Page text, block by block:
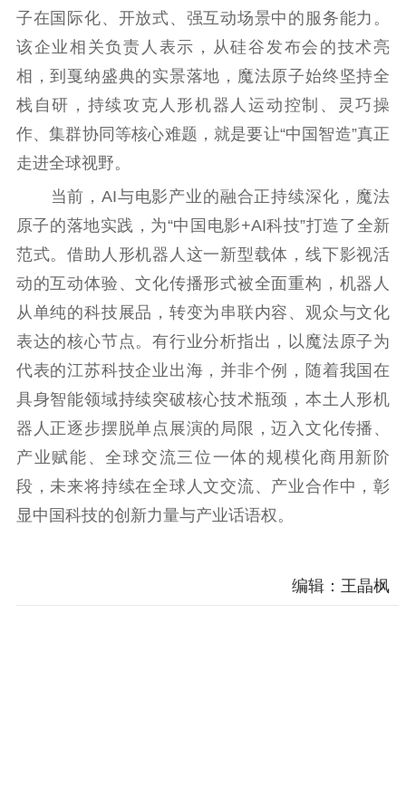
子在国际化、开放式、强互动场景中的服务能力。
该企业相关负责人表示，从硅谷发布会的技术亮
相，到戛纳盛典的实景落地，魔法原子始终坚持全
栈自研，持续攻克人形机器人运动控制、灵巧操
作、集群协同等核心难题，就是要让“中国智造”真正
走进全球视野。
当前，AI与电影产业的融合正持续深化，魔法
原子的落地实践，为“中国电影+AI科技”打造了全新
范式。借助人形机器人这一新型载体，线下影视活
动的互动体验、文化传播形式被全面重构，机器人
从单纯的科技展品，转变为串联内容、观众与文化
表达的核心节点。有行业分析指出，以魔法原子为
代表的江苏科技企业出海，并非个例，随着我国在
具身智能领域持续突破核心技术瓶颈，本土人形机
器人正逐步摆脱单点展演的局限，迈入文化传播、
产业赋能、全球交流三位一体的规模化商用新阶
段，未来将持续在全球人文交流、产业合作中，彰
显中国科技的创新力量与产业话语权。
编辑：王晶枫